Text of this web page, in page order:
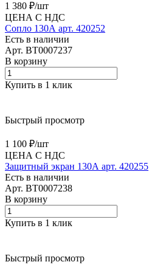
1 380 ₽/шт
ЦЕНА С НДС
Сопло 130А арт. 420252
Есть в наличии
Арт. BT0007237
В корзину
Купить в 1 клик
Быстрый просмотр
1 100 ₽/шт
ЦЕНА С НДС
Защитный экран 130А арт. 420255
Есть в наличии
Арт. BT0007238
В корзину
Купить в 1 клик
Быстрый просмотр